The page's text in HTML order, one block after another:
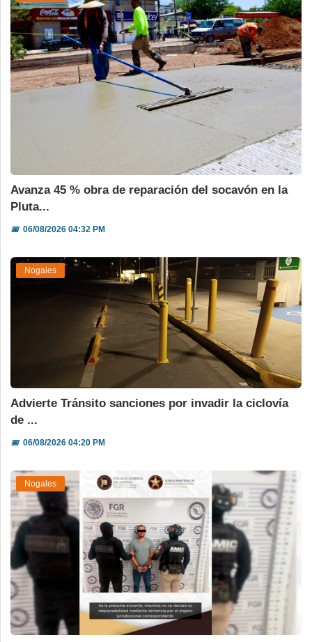
Avanza 45 % obra de reparación del socavón en la
Pluta...
📅06/08/2026 04:32 PM
Nogales
Advierte Tránsito sanciones por invadir la ciclovía
de ...
📅06/08/2026 04:20 PM
Nogales